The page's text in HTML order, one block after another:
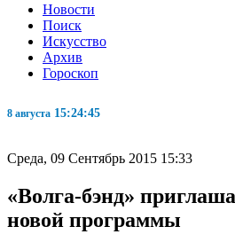
Новости
Поиск
Искусство
Архив
Гороскоп
8 августа 15:24:45
Среда, 09 Сентябрь 2015 15:33
«Волга-бэнд»
новой программы